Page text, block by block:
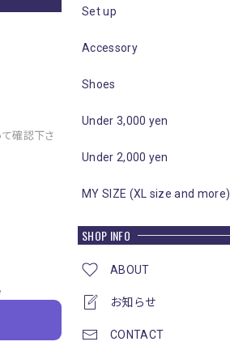
Set up
Accessory
Shoes
Under 3,000 yen
Under 2,000 yen
MY SIZE (XL size and more)
SHOP INFO
ABOUT
お知らせ
CONTACT
確認下さ